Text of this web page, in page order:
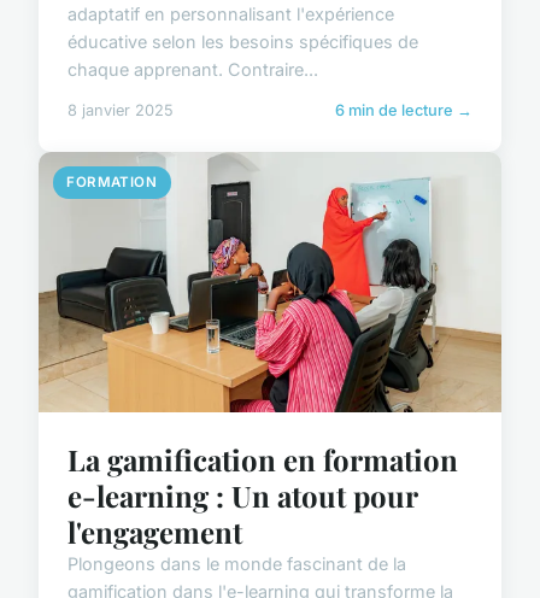
adaptatif en personnalisant l'expérience
éducative selon les besoins spécifiques de
chaque apprenant. Contraire...
8 janvier 2025 6 min de lecture →
FORMATION
La gamification en formation
e-learning : Un atout pour
l'engagement
Plongeons dans le monde fascinant de la
gamification dans l'e-learning qui transforme la